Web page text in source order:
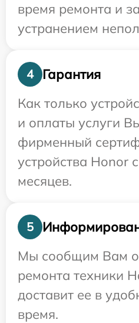
время ремонта и
устранением
4
Гарантия
Как только
и оплаты услуги
фирменный
устройства Honor
месяцев.
5
Мы сообщим Вам
ремонта техники
доставит ее в
время.